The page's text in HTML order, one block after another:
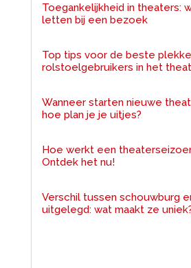
Toegankelijkheid in theaters:
letten bij een bezoek
Top tips voor de beste
rolstoelgebruikers in het
Wanneer starten nieuwe
hoe plan je je uitjes?
Hoe werkt een
Ontdek het nu!
Verschil tussen schouwburg
uitgelegd: wat maakt ze